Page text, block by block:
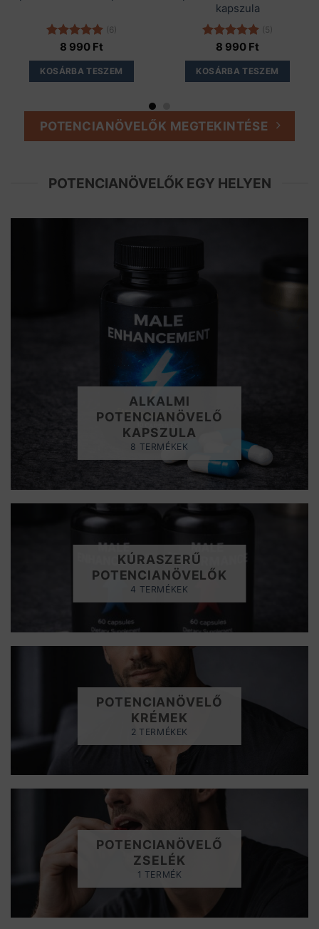
Értékelés:
(6)
8 990 Ft
KOSÁRBA TESZEM
kapszula
Értékelés:
(5)
8 990 Ft
KOSÁRBA TESZEM
POTENCIANÖVELŐK MEGTEKINTÉSE
POTENCIANÖVELŐK EGY HELYEN
ALKALMI
POTENCIANÖVELŐ
KAPSZULA
8 TERMÉKEK
KÚRASZERŰ
POTENCIANÖVELŐK
4 TERMÉKEK
POTENCIANÖVELŐ
KRÉMEK
2 TERMÉKEK
POTENCIANÖVELŐ
ZSELÉK
1 TERMÉK